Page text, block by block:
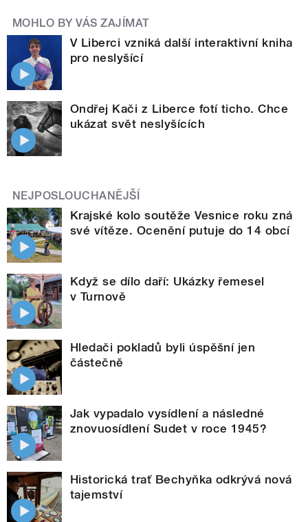
MOHLO BY VÁS ZAJÍMAT
V Liberci vzniká další interaktivní kniha
pro neslyšící
Ondřej Kači z Liberce fotí ticho. Chce
ukázat svět neslyšících
NEJPOSLOUCHANĚJŠÍ
Krajské kolo soutěže Vesnice roku zná
své vítěze. Ocenění putuje do 14 obcí
Když se dílo daří: Ukázky řemesel
v Turnově
Hledači pokladů byli úspěšní jen
částečně
Jak vypadalo vysídlení a následné
znovuosídlení Sudet v roce 1945?
Historická trať Bechyňka odkrývá nová
tajemství